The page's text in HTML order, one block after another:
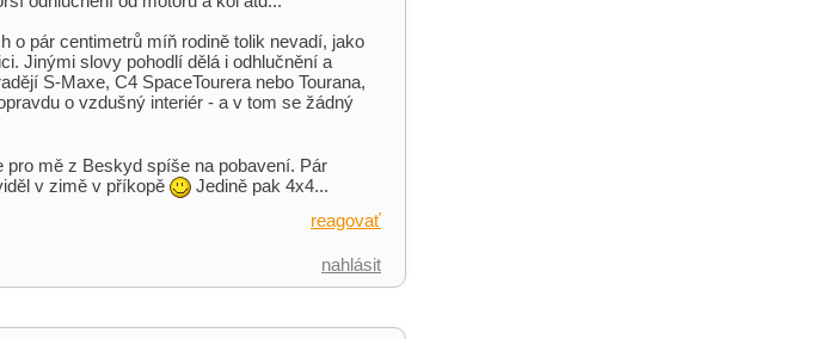
o pár centimetrů míň rodině tolik nevadí, jako
Jinými slovy pohodlí dělá i odhlučnění a
S-Maxe, C4 SpaceTourera nebo Tourana,
o vzdušný interiér - a v tom se žádný
pro mě z Beskyd spíše na pobavení. Pár
v zimě v příkopě
Jedině pak 4x4...
reagovať
nahlásit